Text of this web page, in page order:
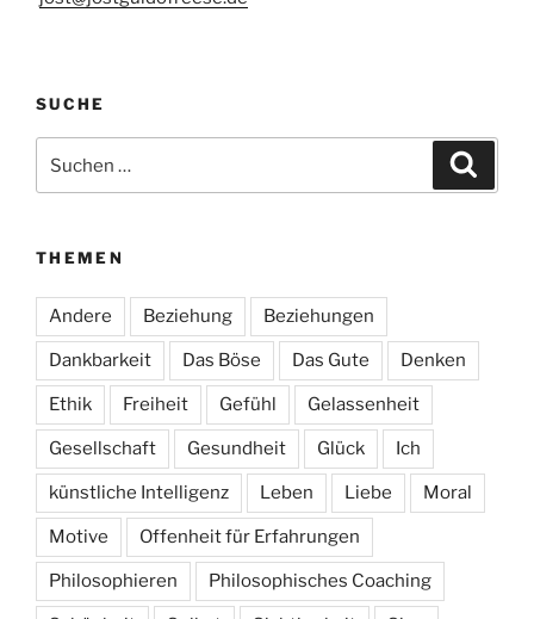
SUCHE
nach:
THEMEN
Andere Beziehung Beziehungen
Dankbarkeit Das Böse Das Gute Denken
Ethik Freiheit Gefühl Gelassenheit
Gesellschaft Gesundheit Glück Ich
künstliche Intelligenz Leben Liebe Moral
Motive Offenheit für Erfahrungen
Philosophieren Philosophisches Coaching